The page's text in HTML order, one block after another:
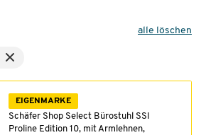
alle löschen
EIGENMARKE
Schäfer Shop Select Bürostuhl SSI
Proline Edition 10, mit Armlehnen,